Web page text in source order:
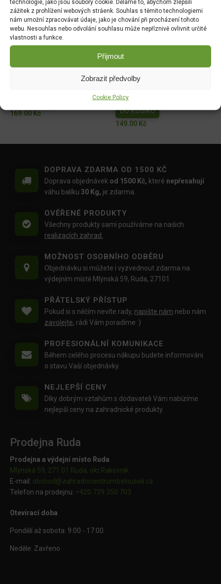
technologie, jako jsou soubory cookie. Děláme to, abychom zlepšili
zážitek z prohlížení webových stráenk. Souhlas s těmito technologiemi
nám umožní zpracovávat údaje, jako je chování při procházení tohoto
webu. Nesouhlas nebo odvolání souhlasu může nepříznivě ovlivnit určité
vlastnosti a funkce.
Přijmout
Zobrazit předvolby
Cookie Policy
AgroBio Proti mšicím,
molicím a housenkám 3ml
(Delta insekticid)
40.00Kč
AgroBio Zdravé rajče PLUS
- souprava
DO KOŠÍKU
199.00
169.00 Kč
(200g+100g navíc) 300g
DO KOŠÍKU
149.00 Kč
DOPRAVA ZDARMA OD 1500 KČ
Doprava objednávek od 1500 Kč, které nepřesahují
váhu balíku 30 Kg, je zdarma.
OVĚŘENÉ PRODUKTY
Všechny produkty sami používáme na našich
realizacích zahrad.
MOŽNOST OSOBNÍHO ODBĚRU
Objednávku si můžete i vyzvednout zdarma na
výdejním místě Mlýnská 59, Ruda, 27101
PŘÁTELSKÝ PŘÍSTUP
Pokud si s něčím nevíte rady, napište nám nebo nám
zavolejte, rádi Vám poradíme :)
PROFESIONÁLNÍ KOMUNIKACE
Během celého procesu nákupu budete informováni
o stavu Vaší objednávky.
NEJLEPŠÍ CENY
Díky dobrým vztahům s dodavateli Vám nabízíme
nejlepší ceny na zahradnické produkty.
Prodejna Ruda
Prodejna a výdejní místo Ruda
Mlýnská 59, 271 01 Ruda, okr.Rakovník
E-mail: obchod@zahradnicentrumbelousek.cz
Telefon na prodejnu: +420 739 350 703
Otevírací doba
Pondělí až sobota: 9:00 - 17:00
Neděle: Zavřeno